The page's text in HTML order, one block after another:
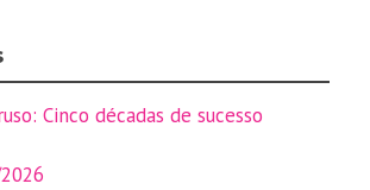
Cinco décadas de sucesso